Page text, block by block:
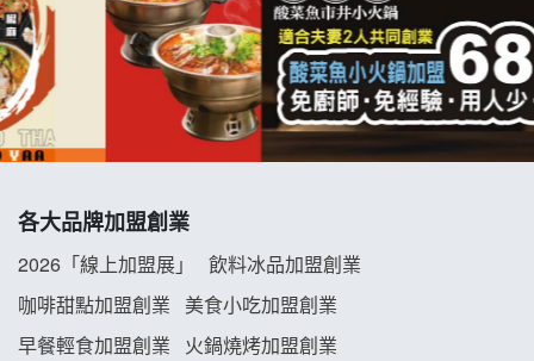
杜芳子古味茶鋪加盟說明會
優握握×酸奶大獅加盟說明會
冬城門加盟說明會
拾鑶火鍋加盟說明會
阿性情趣無人販售所加盟明會
龍涎居好湯加盟說明會
各大品牌加盟創業
2026「線上加盟展」
飲料冰品加盟創業
咖啡甜點加盟創業
美食小吃加盟創業
早餐輕食加盟創業
火鍋燒烤加盟創業